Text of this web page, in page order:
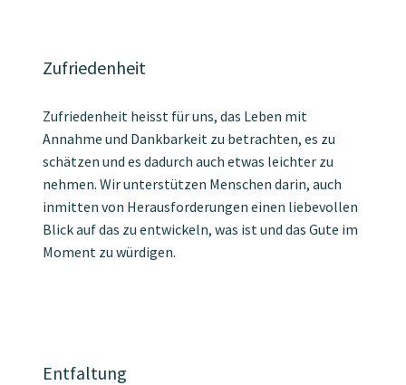
Zufriedenheit
Zufriedenheit heisst für uns, das Leben mit
Annahme und Dankbarkeit zu betrachten, es zu
schätzen und es dadurch auch etwas leichter zu
nehmen. Wir unterstützen Menschen darin, auch
inmitten von Herausforderungen einen liebevollen
Blick auf das zu entwickeln, was ist und das Gute im
Moment zu würdigen.
Entfaltung